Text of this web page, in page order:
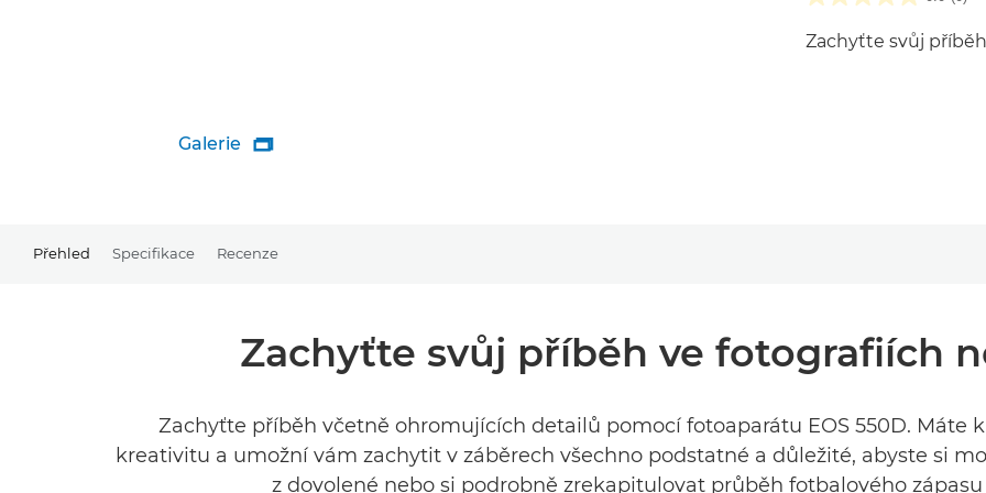
Galerie 
Zachyťte svůj
Přehled Specifikace Recenze
Zachyťte svůj příběh ve fotografiích
Zachyťte příběh včetně ohromujících detailů pomocí fotoaparátu EOS 550D. Máte
kreativitu a umožní vám zachytit v záběrech všechno podstatné a důležité, abyste si
z dovolené nebo si podrobně zrekapitulovat průběh fotbalového